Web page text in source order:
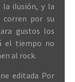
la ilusión, y la
por su
gustos los
el tiempo no
al rock.
editada Por